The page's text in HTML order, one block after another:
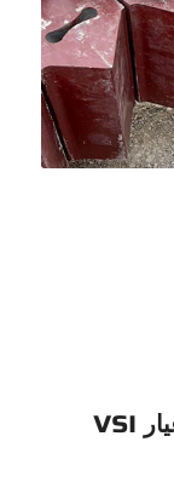
مصممة للظروف القاسية: قطع غيار VSI